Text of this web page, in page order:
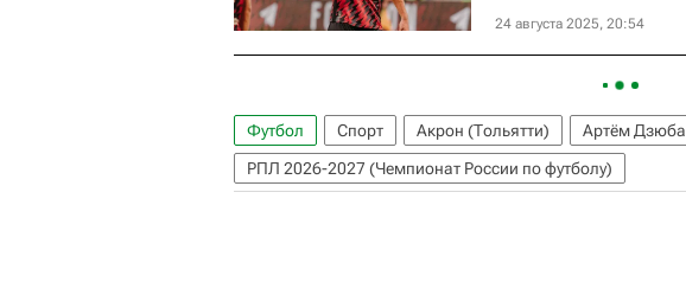
24 августа 2025, 20:54
Футбол Спорт Акрон (Тольятти)
Артём Дзюба
РПЛ 2026-2027 (Чемпионат России по футболу)